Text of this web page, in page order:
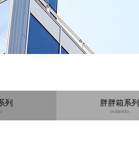
胖胖箱系列
PP系列
列 胖胖箱系列
oulando